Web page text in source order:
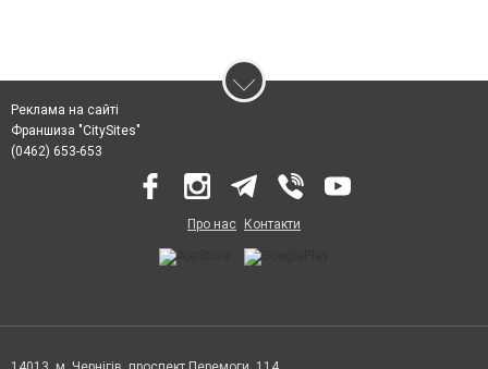
Реклама на сайті
Франшиза "CitySites"
(0462) 653-653
Про нас Контакти